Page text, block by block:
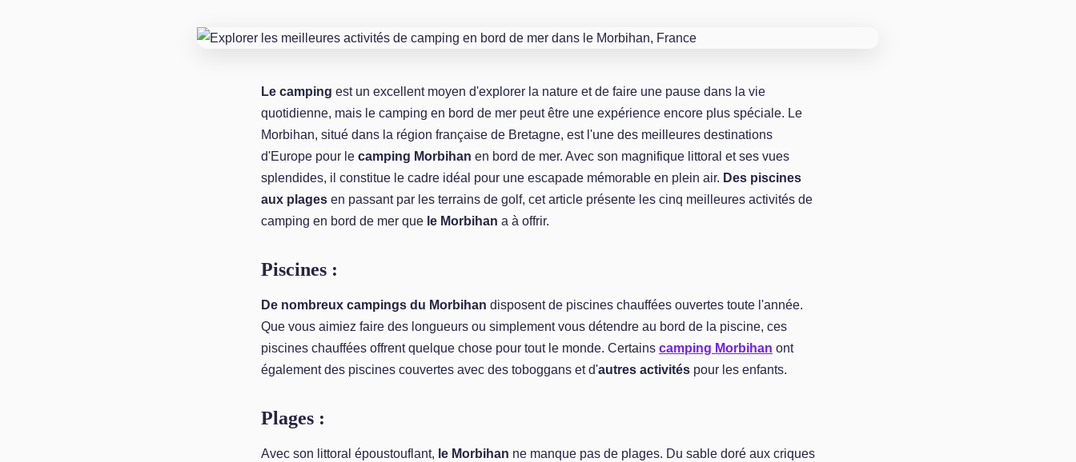
Le camping est un excellent moyen d'explorer la nature et de faire une pause dans la vie
quotidienne, mais le camping en bord de mer peut être une expérience encore plus spéciale. Le
Morbihan, situé dans la région française de Bretagne, est l'une des meilleures destinations
d'Europe pour le camping Morbihan en bord de mer. Avec son magnifique littoral et ses vues
splendides, il constitue le cadre idéal pour une escapade mémorable en plein air. Des piscines
aux plages en passant par les terrains de golf, cet article présente les cinq meilleures activités de
camping en bord de mer que le Morbihan a à offrir.
Piscines :
De nombreux campings du Morbihan disposent de piscines chauffées ouvertes toute l'année.
Que vous aimiez faire des longueurs ou simplement vous détendre au bord de la piscine, ces
piscines chauffées offrent quelque chose pour tout le monde. Certains camping Morbihan ont
également des piscines couvertes avec des toboggans et d'autres activités pour les enfants.
Plages :
Avec son littoral époustouflant, le Morbihan ne manque pas de plages. Du sable doré aux criques